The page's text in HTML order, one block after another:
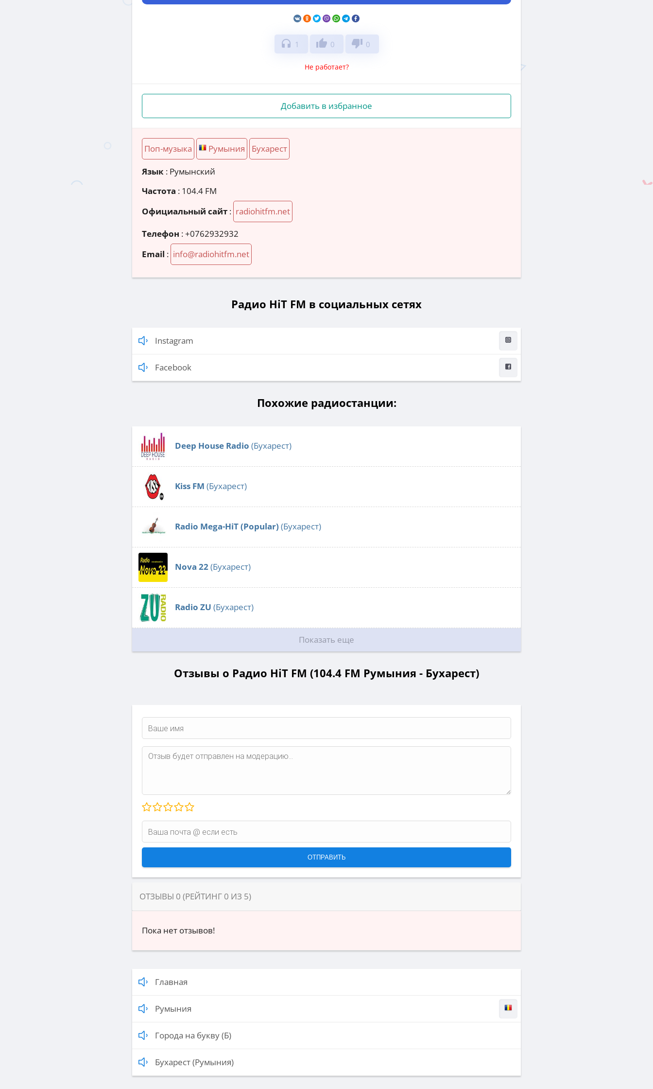
headphones 1 thumb_up 0 thumb_down 0
Не работает?
Добавить в избранное
Поп-музыка Румыния Бухарест
Язык : Румынский
Частота : 104.4 FM
Официальный сайт : radiohitfm.net
Телефон :+0762932932
Email : info@radiohitfm.net
Радио HiT FM в социальных сетях
Instagram
Facebook
Похожие радиостанции:
Deep House Radio (Бухарест)
Kiss FM (Бухарест)
Radio Mega-HiT (Popular) (Бухарест)
Nova 22(Бухарест)
Radio ZU (Бухарест)
Показать еще
Отзывы о Радио HiT FM (104.4 FM Румыния - Бухарест)
ОТЗЫВЫ 0 (РЕЙТИНГ 0 ИЗ 5)
Пока нет отзывов!
Главная
Румыния
Города на букву (Б)
Бухарест (Румыния)